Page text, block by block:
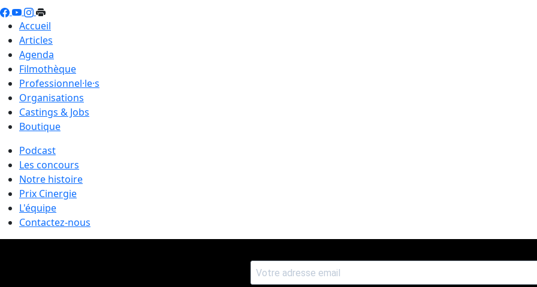
Accueil
Articles
Agenda
Filmothèque
Professionnel·le·s
Organisations
Castings & Jobs
Boutique
Podcast
Les concours
Notre histoire
Prix Cinergie
L'équipe
Contactez-nous